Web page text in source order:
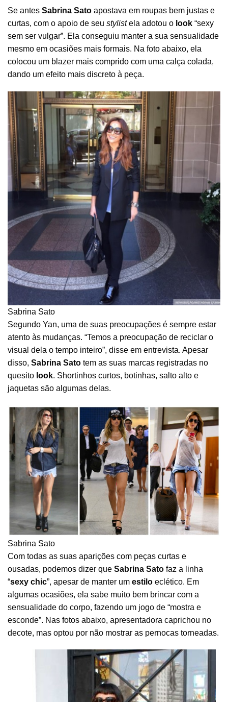
Se antes Sabrina Sato apostava em roupas bem justas e
curtas, com o apoio de seu stylistela adotou o look “sexy
sem ser vulgar”. Ela conseguiu manter a sua sensualidade
mesmo em ocasiões mais formais. Na foto abaixo, ela
colocou um blazer mais comprido com uma calça colada,
dando um efeito mais discreto à peça.
Sabrina Sato
Segundo Yan, uma de suas preocupações é sempre estar
atento às mudanças. “Temos a preocupação de reciclar o
visual dela o tempo inteiro”, disse em entrevista. Apesar
disso, Sabrina Sato tem as suas marcas registradas no
quesito look. Shortinhos curtos, botinhas, salto alto e
jaquetas são algumas delas.
Sabrina Sato
Com todas as suas aparições com peças curtas e
ousadas, podemos dizer que Sabrina Sato faz a linha
“sexy chic”, apesar de manter um estilo eclético. Em
algumas ocasiões, ela sabe muito bem brincar com a
sensualidade do corpo, fazendo um jogo de “mostra e
esconde”. Nas fotos abaixo, apresentadora caprichou no
decote, mas optou por não mostrar as pernocas torneadas.